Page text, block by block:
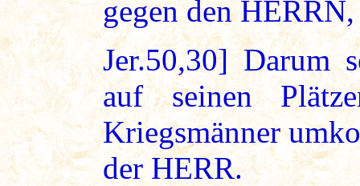
gegen den
Jer.50,30] Darum
auf seinen
Kriegsmänner
der HERR.